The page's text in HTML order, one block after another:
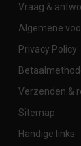
Vraag &
Algemene
Privacy Policy
Verzenden &
Sitemap
Handige links